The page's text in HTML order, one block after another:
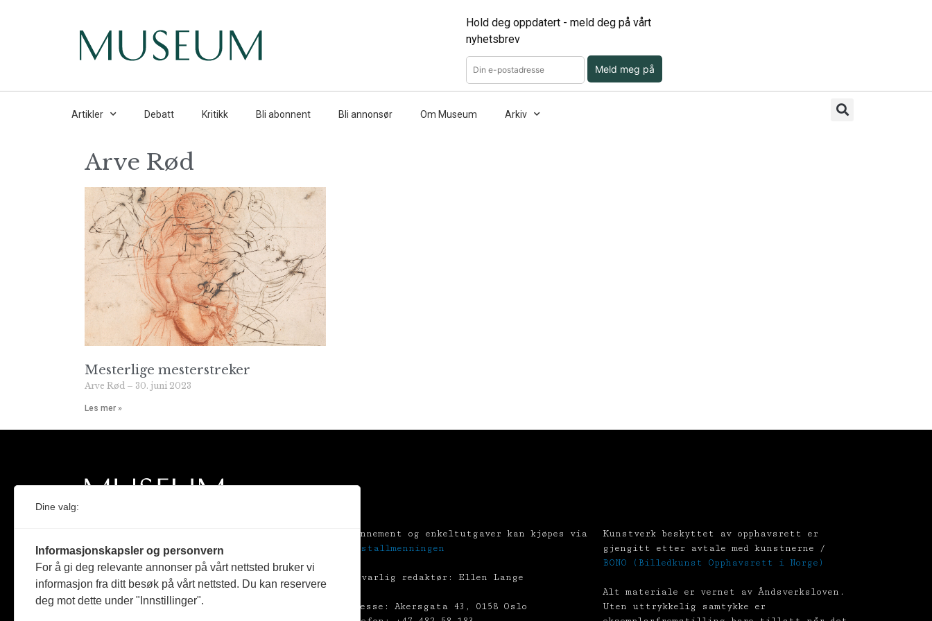
Hold deg oppdatert - meld deg på vårt
nyhetsbrev
Meld meg på
Artikler Debatt Kritikk Bli abonnent Bli annonsør Om Museum Arkiv
Arve Rød
Mesterlige mesterstreker
Arve Rød 30. juni 2023
Les mer »
Medlem i Norsk tidsskriftforening og
Fagpressen
Støttet av Kulturrådet og Norges
Abonnement og enkeltutgaver kan kjøpes via
Tekstallmenningen
Ansvarlig redaktør: Ellen Lange
Adresse: Akersgata 43, 0158 Oslo
Kunstverk beskyttet av opphavsrett er
gjengitt etter avtale med kunstnerne /
BONO (Billedkunst Opphavsrett i Norge)
Alt materiale er vernet av Åndsverksloven.
Uten uttrykkelig samtykke er
Dine valg:
Informasjonskapsler og personvern
For å gi deg relevante annonser på vårt nettsted bruker vi
informasjon fra ditt besøk på vårt nettsted. Du kan reservere
deg mot dette under "Innstillinger".